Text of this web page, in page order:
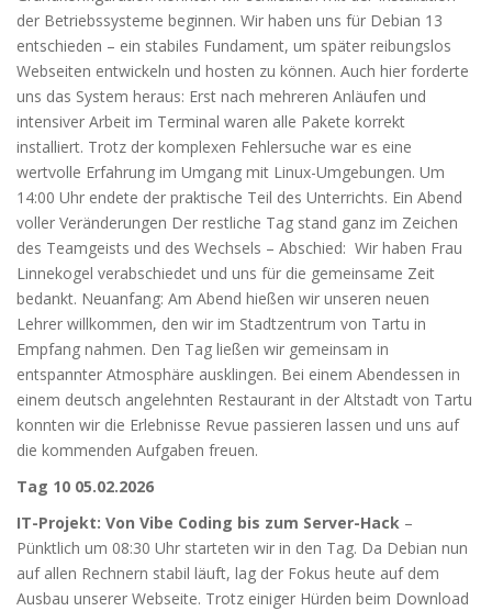
der Betriebssysteme beginnen. Wir haben uns für Debian 13
entschieden – ein stabiles Fundament, um später reibungslos
Webseiten entwickeln und hosten zu können. Auch hier forderte
uns das System heraus: Erst nach mehreren Anläufen und
intensiver Arbeit im Terminal waren alle Pakete korrekt
installiert. Trotz der komplexen Fehlersuche war es eine
wertvolle Erfahrung im Umgang mit Linux-Umgebungen. Um
14:00 Uhr endete der praktische Teil des Unterrichts. Ein Abend
voller Veränderungen Der restliche Tag stand ganz im Zeichen
des Teamgeists und des Wechsels – Abschied: Wir haben Frau
Linnekogel verabschiedet und uns für die gemeinsame Zeit
bedankt. Neuanfang: Am Abend hießen wir unseren neuen
Lehrer willkommen, den wir im Stadtzentrum von Tartu in
Empfang nahmen. Den Tag ließen wir gemeinsam in
entspannter Atmosphäre ausklingen. Bei einem Abendessen in
einem deutsch angelehnten Restaurant in der Altstadt von Tartu
konnten wir die Erlebnisse Revue passieren lassen und uns auf
die kommenden Aufgaben freuen.
Tag 10 05.02.2026
IT-Projekt: Von Vibe Coding bis zum Server-Hack –
Pünktlich um 08:30 Uhr starteten wir in den Tag. Da Debian nun
auf allen Rechnern stabil läuft, lag der Fokus heute auf dem
Ausbau unserer Webseite. Trotz einiger Hürden beim Download